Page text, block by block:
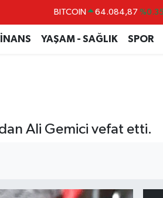
BITCOIN 64.084,87 %0.35
DOLAR 47,5760 %0.1
YAŞAM - SAĞLIK SPOR
Ali Gemici vefat etti.